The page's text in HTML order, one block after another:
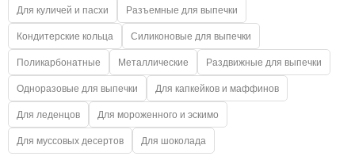
Для куличей и пасхи Разъемные для выпечки
Кондитерские кольца Силиконовые для выпечки
Поликарбонатные Металлические Раздвижные для выпечки
Одноразовые для выпечки Для капкейков и маффинов
Для леденцов Для мороженного и эскимо
Для муссовых десертов Для шоколада